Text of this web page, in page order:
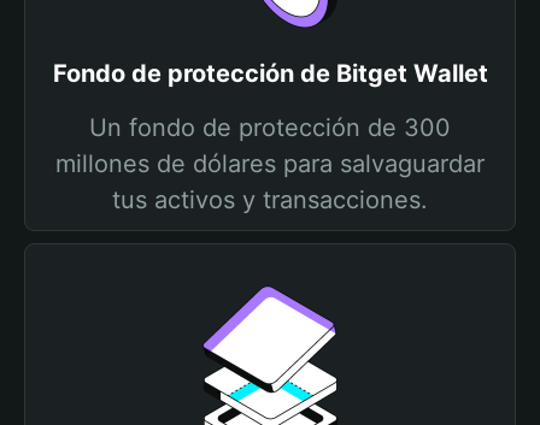
Fondo de protección de Bitget Wallet
Un fondo de protección de 300
millones de dólares para salvaguardar
tus activos y transacciones.